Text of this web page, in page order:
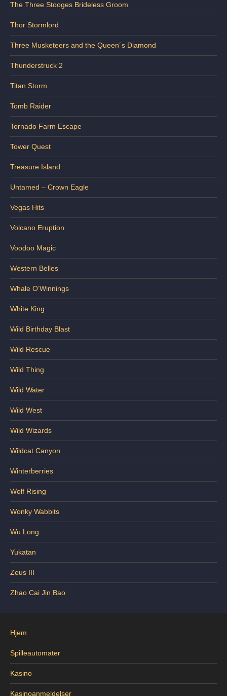
The Three Stooges Brideless Groom
Thor Stormlord
Three Musketeers and the Queen´s Diamond
Thunderstruck 2
Titan Storm
Tomb Raider
Tornado Farm Escape
Tower Quest
Treasure Island
Untamed – Crown Eagle
Vegas Hits
Volcano Eruption
Voodoo Magic
Western Belles
Whale O’Winnings
White King
Wild Birthday Blast
Wild Rescue
Wild Thing
Wild Water
Wild West
Wild Wizards
Wildcat Canyon
Winterberries
Wolf Rising
Wonky Wabbits
Wu Long
Yukatan
Zeus III
Zhao Cai Jin Bao
Hjem
Spilleautomater
Kasino
Kasinoanmeldelser